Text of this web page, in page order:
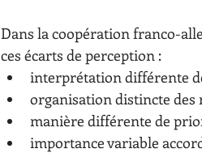
Dans la coopération franco-
ces écarts de perception :
interprétation différente
organisation distincte des
manière différente de
importance variable